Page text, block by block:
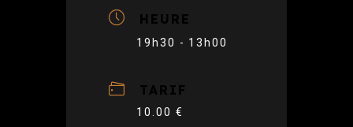
HEURE
19h30 - 13h00
TARIF
10.00 €